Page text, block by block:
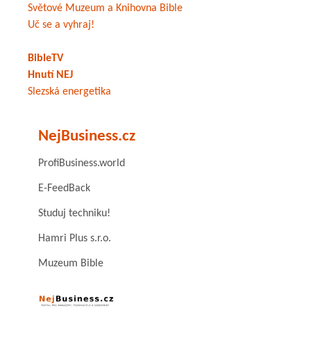
Světové Muzeum a Knihovna Bible
Uč se a vyhraj!
BibleTV
Hnutí NEJ
Slezská energetika
NejBusiness.cz
ProfiBusiness.world
E-FeedBack
Studuj techniku!
Hamri Plus s.r.o.
Muzeum Bible